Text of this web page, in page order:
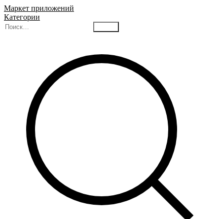
Маркет приложений
Категории